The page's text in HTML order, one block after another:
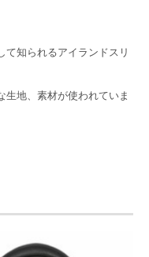
て知られるアイランドスリ
生地、素材が使われていま